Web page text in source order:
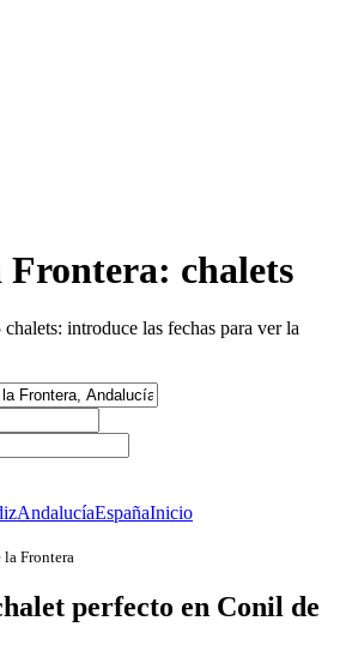
Frontera: chalets
introduce las fechas para ver la
AndalucíaEspañaInicio
Frontera
perfecto en Conil de